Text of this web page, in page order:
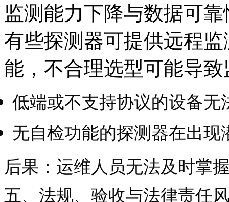
监测能力下降与数据可
有些探测器可提供远程
能，不合理选型可能导
低端或不支持协议的设备无
无自检功能的探测器在出
后果：运维人员无法及时掌
五、法规、验收与法律责任